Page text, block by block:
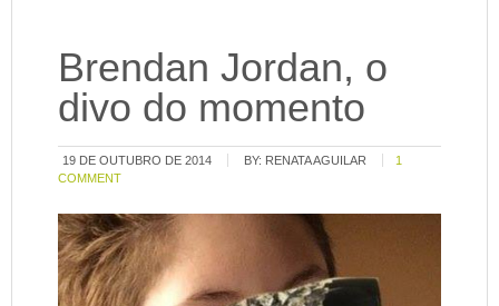
Brendan Jordan, o
divo do momento
19 DE OUTUBRO DE 2014 BY: RENATA AGUILAR
1
COMMENT